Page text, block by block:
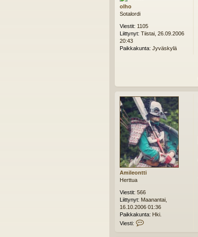
olho
Sotalordi
Viestit: 1105
Liittynyt: Tiistai, 26.09.2006
20:43
Paikkakunta: Jyväskylä
Amileontti
Herttua
Viestit: 566
Liittynyt: Maanantai,
16.10.2006 01:36
Paikkakunta: Hki.
Viesti: